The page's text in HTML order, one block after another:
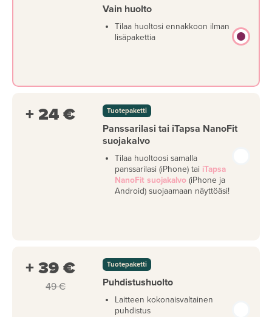
Vain huolto
Tilaa huoltosi ennakkoon ilman
lisäpakettia
+ 24 € Tuotepaketti
Panssarilasi tai iTapsa NanoFit
suojakalvo
Tilaa huoltoosi samalla
panssarilasi (iPhone) tai iTapsa
NanoFit suojakalvo (iPhone ja
Android) suojaamaan näyttöäsi!
+ 39 €
49 €
Tuotepaketti
Puhdistushuolto
Laitteen kokonaisvaltainen
puhdistus